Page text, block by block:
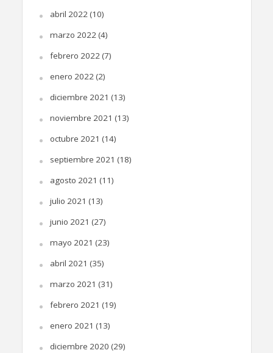
abril 2022(10)
marzo 2022(4)
febrero 2022(7)
enero 2022(2)
diciembre 2021 (13)
noviembre 2021 (13)
octubre 2021 (14)
septiembre 2021 (18)
agosto 2021 (11)
julio 2021 (13)
junio 2021 (27)
mayo 2021 (23)
abril 2021 (35)
marzo 2021 (31)
febrero 2021 (19)
enero 2021 (13)
diciembre 2020 (29)